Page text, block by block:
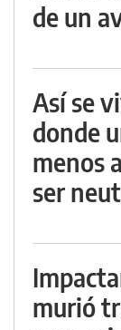
de un
Así se
donde
menos
ser
murió